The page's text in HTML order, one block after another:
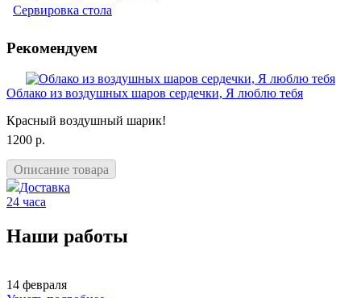
Сервировка стола
Рекомендуем
Облако из воздушных шаров сердечки, Я люблю тебя
Красный воздушный шарик!
1200 р.
Описание товара
Доставка
24 часа
Наши работы
14 февраля